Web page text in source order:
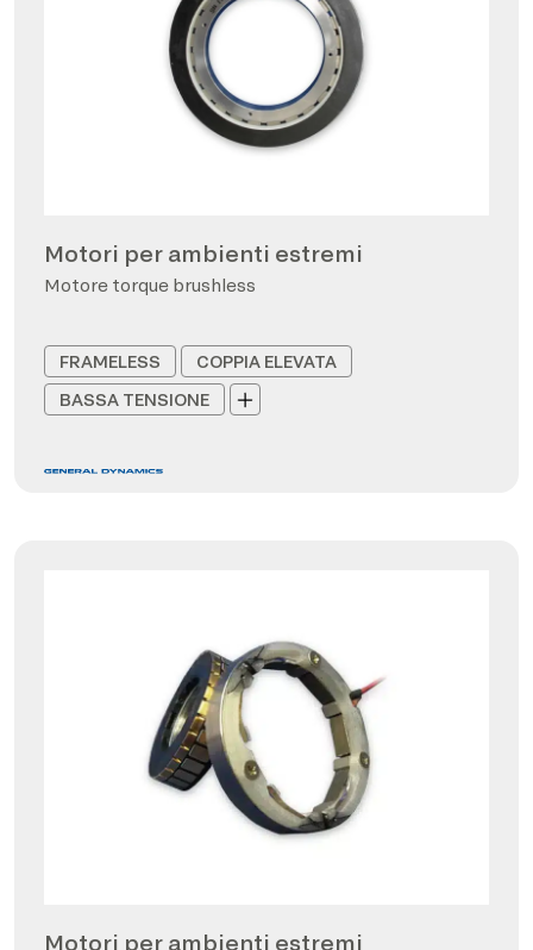
Motori per ambienti estremi
Motore torque brushless
FRAMELESS
COPPIA ELEVATA
BASSA TENSIONE
Motori per ambienti estremi